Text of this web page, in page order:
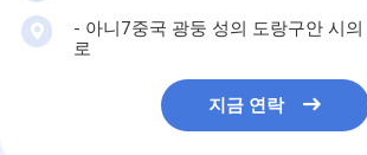
- 아니7중국 광둥 성의 도랑구안 시
로
지금 연락